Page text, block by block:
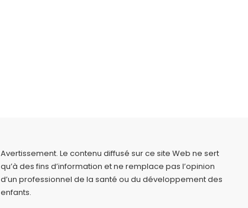
Avertissement. Le contenu diffusé sur ce site Web ne sert
qu’à des fins d’information et ne remplace pas l’opinion
d’un professionnel de la santé ou du développement des
enfants.